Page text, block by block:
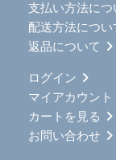
支払い方法につ
配送方法につい
返品について
ログイン
マイアカウント
カートを見る
お問い合わせ